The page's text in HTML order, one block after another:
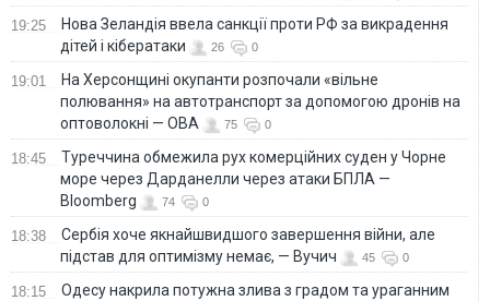
19:25
Нова Зеландія ввела санкції проти РФ за викрадення
дітей і кібератаки
26 0
19:01
На Херсонщині окупанти розпочали «вільне
полювання» на автотранспорт за допомогою дронів на
оптоволокні — ОВА
75 0
18:45
Туреччина обмежила рух комерційних суден у Чорне
море через Дарданелли через атаки БПЛА —
Bloomberg
74 0
18:38
Сербія хоче якнайшвидшого завершення війни, але
підстав для оптимізму немає, — Вучич
45 0
18:15
Одесу накрила потужна злива з градом та ураганним